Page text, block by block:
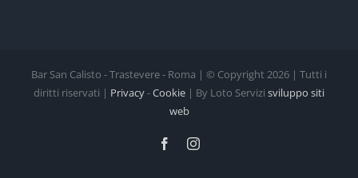
Bar San Calisto - Trastevere - Roma | © Copyright 2026 | Tutti i
diritti riservati | Privacy-Cookie | By Loto Servizi sviluppo siti
web
FacebookInstagram